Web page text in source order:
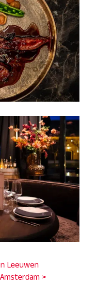
Leeuwen
>